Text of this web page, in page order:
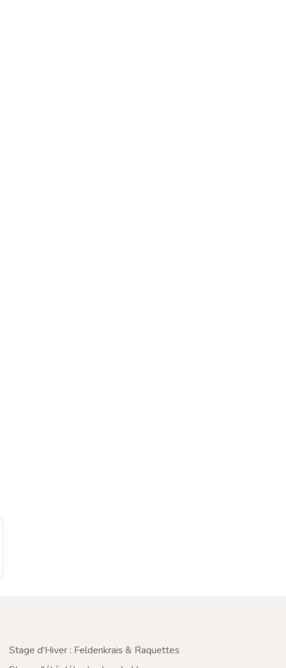
Stage d'Hiver : Feldenkrais & Raquettes